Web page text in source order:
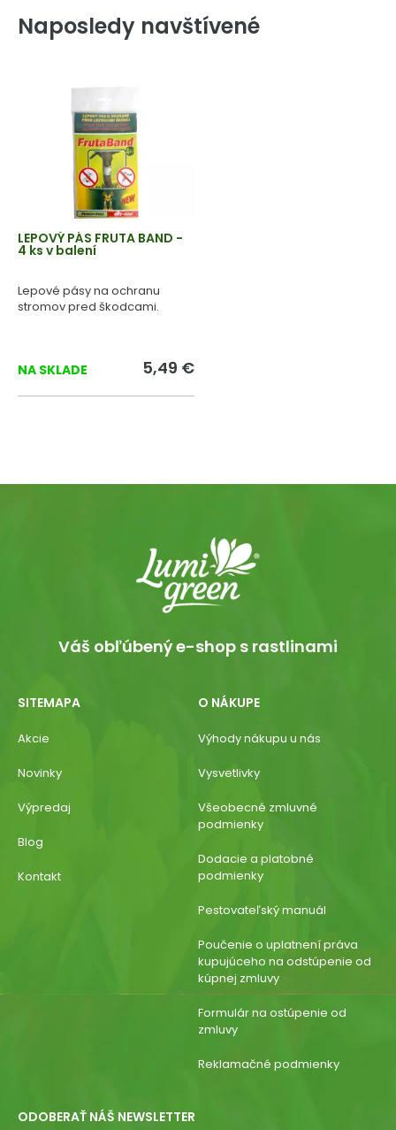
Naposledy navštívené
LEPOVÝ PÁS FRUTA BAND -
4 ks v balení
Lepové pásy na ochranu
stromov pred škodcami.
NA SKLADE 5,49 €
Váš obľúbený e-shop s rastlinami
SITEMAPA
Akcie
Novinky
Výpredaj
Blog
Kontakt
O NÁKUPE
Výhody nákupu u nás
Vysvetlivky
Všeobecné zmluvné
podmienky
Dodacie a platobné
podmienky
Pestovateľský manuál
Poučenie o uplatnení práva
kupujúceho na odstúpenie od
kúpnej zmluvy
Formulár na ostúpenie od
zmluvy
Reklamačné podmienky
ODOBERAŤ NÁŠ NEWSLETTER